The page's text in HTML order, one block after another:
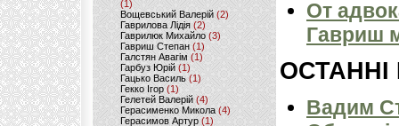
(1)
Вощевський Валерій(2)
Гаврилова Лідія (2)
Гаврилюк Михайло (3)
Гавриш Степан (1)
Галстян Авагім (1)
Гарбуз Юрій (1)
Гацько Василь (1)
Гекко Ігор(1)
Гелетей Валерій (4)
Герасименко Микола (4)
Герасимов Артур (1)
От
Гавриш
ОСТАННІ
Вадим